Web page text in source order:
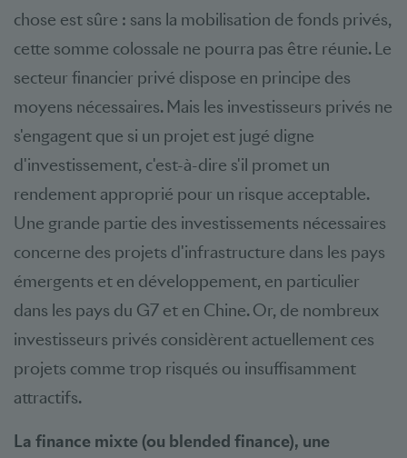
chose est sûre : sans la mobilisation de fonds privés,
cette somme colossale ne pourra pas être réunie. Le
secteur financier privé dispose en principe des
moyens nécessaires. Mais les investisseurs privés ne
s'engagent que si un projet est jugé digne
d'investissement, c'est-à-dire s'il promet un
rendement approprié pour un risque acceptable.
Une grande partie des investissements nécessaires
concerne des projets d'infrastructure dans les pays
émergents et en développement, en particulier
dans les pays du G7 et en Chine. Or, de nombreux
investisseurs privés considèrent actuellement ces
projets comme trop risqués ou insuffisamment
attractifs.
La finance mixte (ou blended finance), une